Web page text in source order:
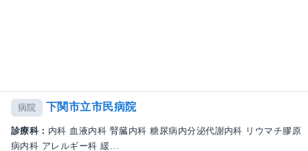
病院 下関市立市民病院
診療科： 内科 血液内科 腎臓内科 糖尿病内分泌代謝内科 リウマチ膠原
病内科 アレルギー科 緩...